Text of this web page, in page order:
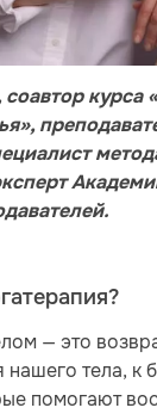
курса
— это
нашего тела, к
помогают